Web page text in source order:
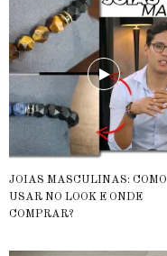
JOIAS MASCULINAS: COMO
USAR NO LOOK E ONDE
COMPRAR?